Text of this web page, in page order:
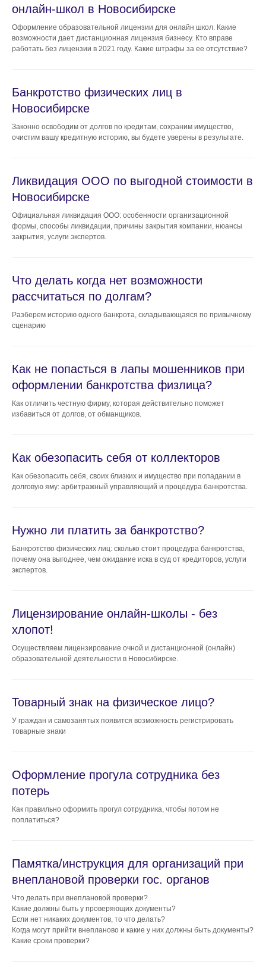
онлайн-школ в Новосибирске
Оформление образовательной лицензии для онлайн школ. Какие
возможности дает дистанционная лицензия бизнесу. Кто вправе
работать без лицензии в 2021 году. Какие штрафы за ее отсутствие?
Банкротство физических лиц в
Новосибирске
Законно освободим от долгов по кредитам, сохраним имущество,
очистим вашу кредитную историю, вы будете уверены в результате.
Ликвидация ООО по выгодной стоимости в
Новосибирске
Официальная ликвидация ООО: особенности организационной
формы, способы ликвидации, причины закрытия компании, нюансы
закрытия, услуги экспертов.
Что делать когда нет возможности
рассчитаться по долгам?
Разберем историю одного банкрота, складывающаяся по привычному
сценарию
Как не попасться в лапы мошенников при
оформлении банкротства физлица?
Как отличить честную фирму, которая действительно поможет
избавиться от долгов, от обманщиков.
Как обезопасить себя от коллекторов
Как обезопасить себя, своих близких и имущество при попадании в
долговую яму: арбитражный управляющий и процедура банкротства.
Нужно ли платить за банкротство?
Банкротство физических лиц: сколько стоит процедура банкротства,
почему она выгоднее, чем ожидание иска в суд от кредиторов, услуги
экспертов.
Лицензирование онлайн-школы - без
хлопот!
Осуществляем лицензирование очной и дистанционной (онлайн)
образовательной деятельности в Новосибирске.
Товарный знак на физическое лицо?
У граждан и самозанятых появится возможность регистрировать
товарные знаки
Оформление прогула сотрудника без
потерь
Как правильно оформить прогул сотрудника, чтобы потом не
поплатиться?
Памятка/инструкция для организаций при
внеплановой проверки гос. органов
Что делать при внеплановой проверки?
Какие должны быть у проверяющих документы?
Если нет никаких документов, то что делать?
Когда могут прийти внепланово и какие у них должны быть документы?
Какие сроки проверки?